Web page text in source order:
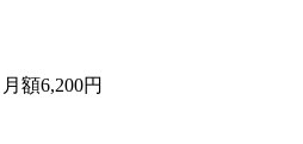
額6,200円